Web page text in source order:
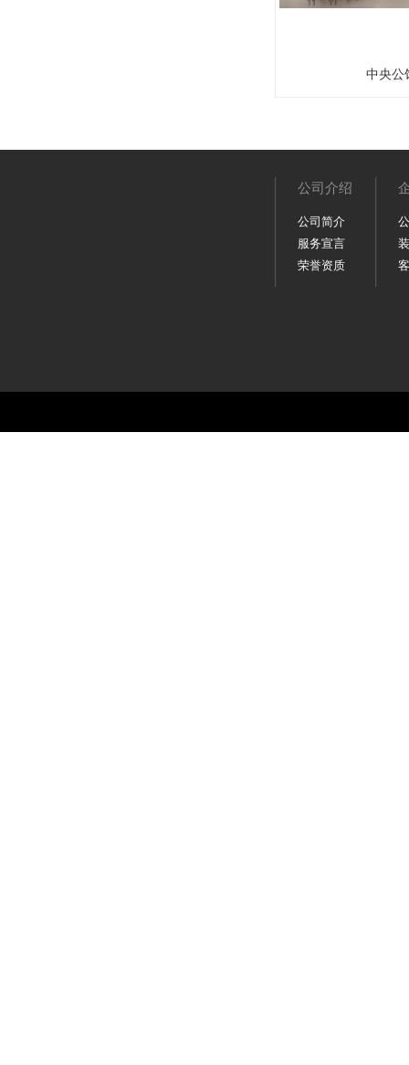
中央公
公司介绍
公司简介
服务宣言
荣誉资质